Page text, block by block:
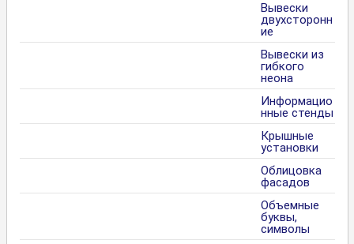
Вывески
двухсторонн
ие
Вывески из
гибкого
неона
Информацио
нные стенды
Крышные
установки
Облицовка
фасадов
Объемные
буквы,
символы